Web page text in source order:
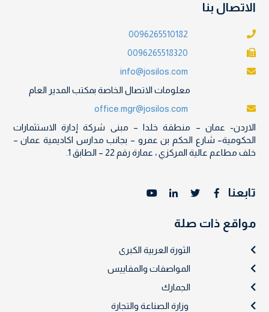
الاتصال بنا
0096265510182
0096265518320
info@josilos.com
معلومات الاتصال الخاصة بمكتب المدير العام
office.mgr@josilos.com
الاردن- عمان – منطقة خلدا – مبنى شركة إدارة الاستثمارات
الحكومية– شارع الحكم بن عمرو – بجانب مدارس اكاديمية عمان –
خلف مطاعم عالية المركزي ، عمارة رقم 22 – الطابق 1.
تابعنا
مواقع ذات صلة
الثورة العربية الكبرى
المواصفات والمقاييس
الجمارك
وزارة الصناعة والتجارة